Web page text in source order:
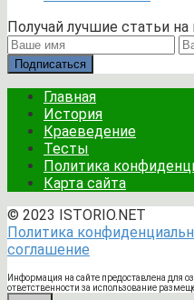
Получай лучшие статьи
Подписаться
Главная
История
Краеведение
Тесты
Политика
Карта сайта
© 2023 ISTORIO.NET
Политика
соглашение
Информация на сайте предоставлена для
ответственности за использование